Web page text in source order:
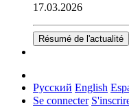
17.03.2026
Résumé de l'actualité
Русский English
Se connecter